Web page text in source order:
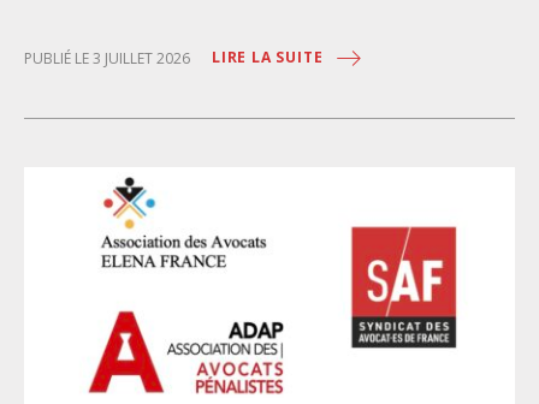
assisté.es et par conséquent indéniablement mieux
d’amendements. L’adoption de ce texte est le fruit
d’une mobilisation et d’un engagement sans faille
pour les enfants de collectifs, notamment d’anciens
enfants placé.es, de parlementaires, de syndicats dont
notre Syndicat. Avocat.es d’enfants, nous savons
combien notre intervention en assistance est
essentielle, en amont, durant, et après l’audience, et
sur le long court. La commission droits des enfants
PUBLIÉ LE 3 JUILLET 2026 LIRE LA SUITE